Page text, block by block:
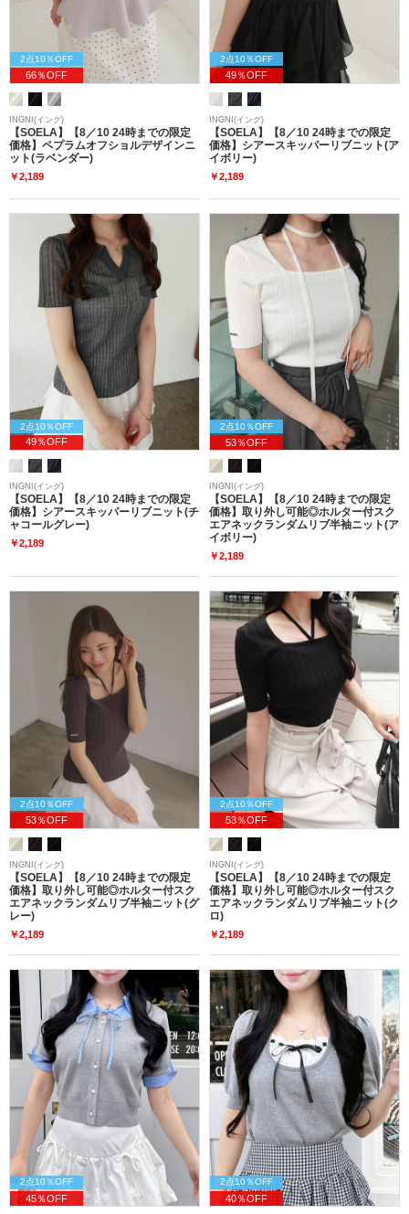
2点10％OFF
66％OFF
INGNI(イング)
【SOELA】【8／10 24時までの限定
価格】ペプラムオフショルデザインニ
ット(ラベンダー)
￥2,189
2点10％OFF
49％OFF
INGNI(イング)
【SOELA】【8／10 24時までの限定
価格】シアースキッパーリブニット(ア
イボリー)
￥2,189
2点10％OFF
49％OFF
INGNI(イング)
【SOELA】【8／10 24時までの限定
価格】シアースキッパーリブニット(チ
ャコールグレー)
￥2,189
2点10％OFF
53％OFF
INGNI(イング)
【SOELA】【8／10 24時までの限定
価格】取り外し可能◎ホルター付スク
エアネックランダムリブ半袖ニット(ア
イボリー)
￥2,189
2点10％OFF
53％OFF
INGNI(イング)
【SOELA】【8／10 24時までの限定
価格】取り外し可能◎ホルター付スク
エアネックランダムリブ半袖ニット(グ
レー)
￥2,189
2点10％OFF
53％OFF
INGNI(イング)
【SOELA】【8／10 24時までの限定
価格】取り外し可能◎ホルター付スク
エアネックランダムリブ半袖ニット(ク
ロ)
￥2,189
2点10％OFF
45％OFF
2点10％OFF
40％OFF